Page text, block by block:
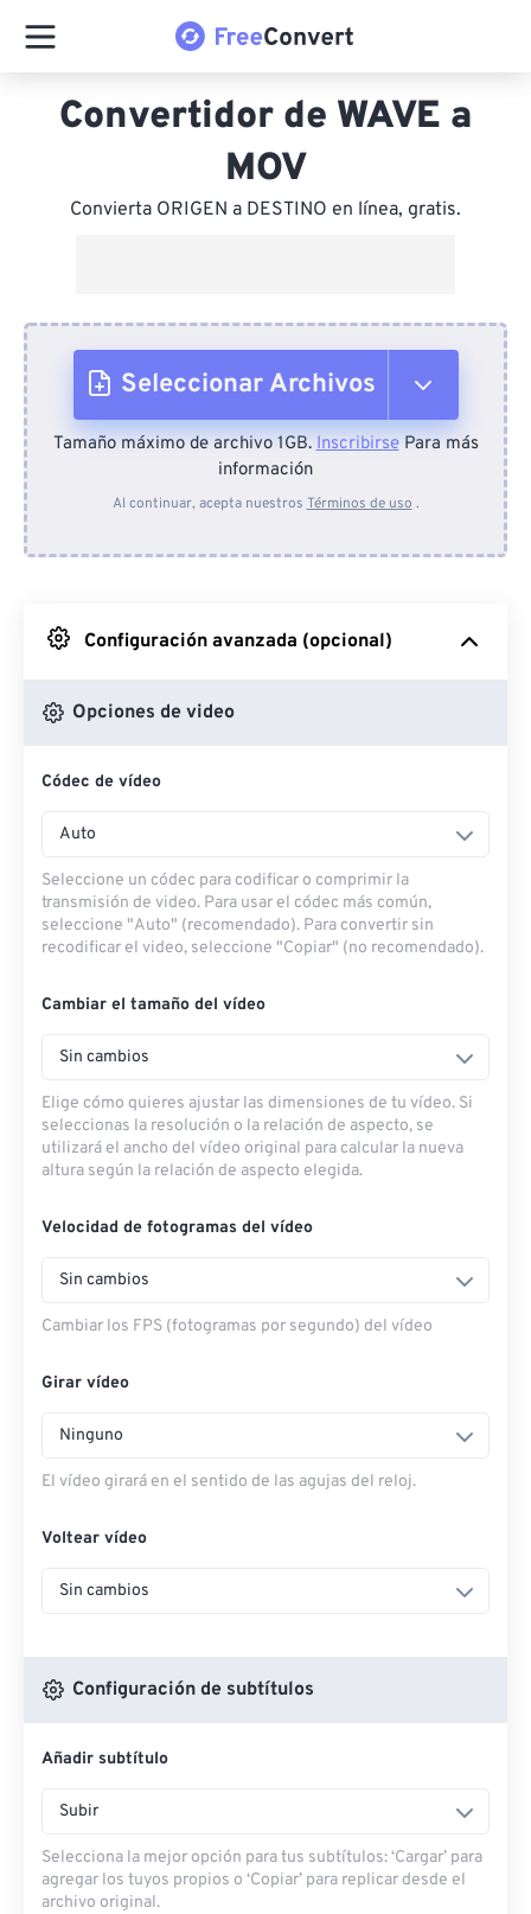
Convertidor de WAVE a
MOV
Convierta ORIGEN a DESTINO en línea, gratis.
Seleccionar Archivos
Desde el dispositivo
Desde Google Drive
Desde OneDrive
Desde URL
Tamaño máximo de archivo 1GB.InscribirsePara más
información
Al continuar, acepta nuestros Términos de uso .
Configuración avanzada (opcional)
Opciones de video
Códec de vídeo
Auto
Seleccione un códec para codificar o comprimir la
transmisión de video. Para usar el códec más común,
seleccione "Auto" (recomendado). Para convertir sin
recodificar el video, seleccione "Copiar" (no recomendado).
Cambiar el tamaño del vídeo
Sin cambios
Elige cómo quieres ajustar las dimensiones de tu vídeo. Si
seleccionas la resolución o la relación de aspecto, se
utilizará el ancho del vídeo original para calcular la nueva
altura según la relación de aspecto elegida.
Velocidad de fotogramas del vídeo
Sin cambios
Cambiar los FPS (fotogramas por segundo) del vídeo
Girar vídeo
Ninguno
El vídeo girará en el sentido de las agujas del reloj.
Voltear vídeo
Sin cambios
Configuración de subtítulos
Añadir subtítulo
Subir
Selecciona la mejor opción para tus subtítulos: ‘Cargar’ para
agregar los tuyos propios o ‘Copiar’ para replicar desde el
archivo original.